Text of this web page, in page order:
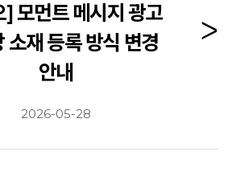
] 모먼트 메시지 광고
소재 등록 방식 변경
안내
2026-05-28